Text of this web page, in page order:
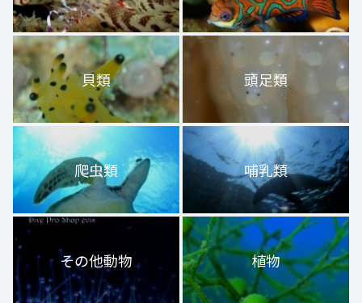
貝類 頭足類
爬虫類 哺乳類
その他動物 植物